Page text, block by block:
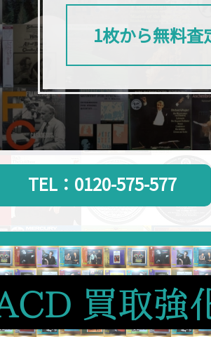
1枚から無料査
TEL：0120-575-577